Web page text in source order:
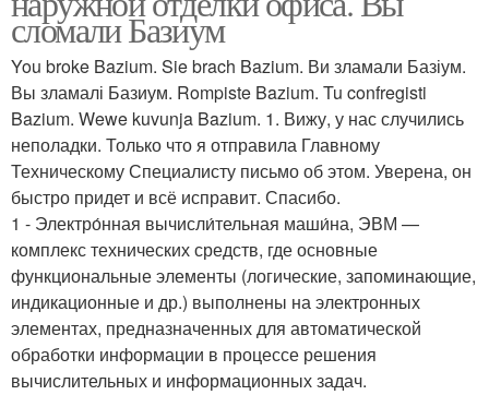
сломали Базиум
You broke Bazium. Sie brach Bazium. Ви зламали Базіум.
Вы зламалі Базиум. Rompiste Bazium. Tu confregisti
Bazium. Wewe kuvunja Bazium. 1. Вижу, у нас случились
неполадки. Только что я отправила Главному
Техническому Специалисту письмо об этом. Уверена, он
быстро придет и всё исправит. Спасибо.
1 - Электро́нная вычисли́тельная маши́на, ЭВМ —
комплекс технических средств, где основные
функциональные элементы (логические, запоминающие,
индикационные и др.) выполнены на электронных
элементах, предназначенных для автоматической
обработки информации в процессе решения
вычислительных и информационных задач.